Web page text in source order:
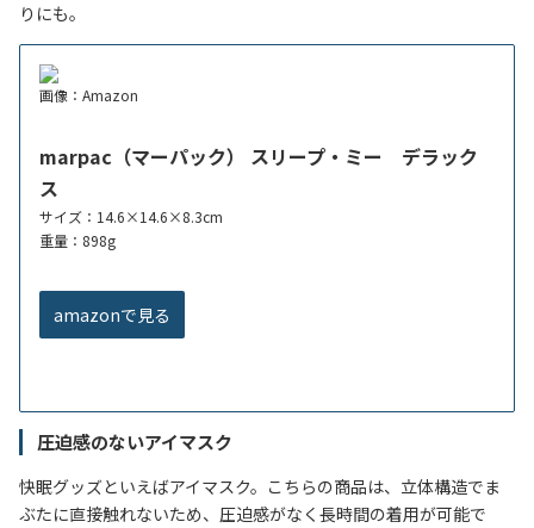
りにも。
画像：Amazon
marpac（マーパック） スリープ・ミー デラック
ス
サイズ：14.6×14.6×8.3cm
重量：898g
amazonで見る
圧迫感のないアイマスク
快眠グッズといえばアイマスク。こちらの商品は、立体構造でま
ぶたに直接触れないため、圧迫感がなく長時間の着用が可能で